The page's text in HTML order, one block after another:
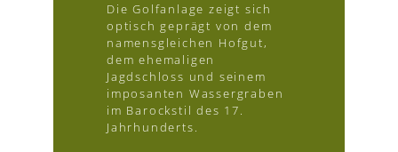
Die Golfanlage zeigt sich
optisch geprägt von dem
namensgleichen Hofgut,
dem ehemaligen
Jagdschloss und seinem
imposanten Wassergraben
im Barockstil des 17.
Jahrhunderts.